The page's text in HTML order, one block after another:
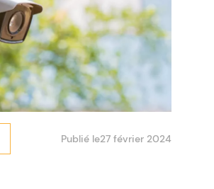
Publié le27 février 2024